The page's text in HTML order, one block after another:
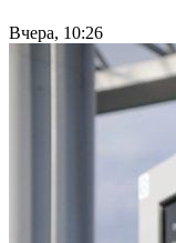
Вчера, 10:26